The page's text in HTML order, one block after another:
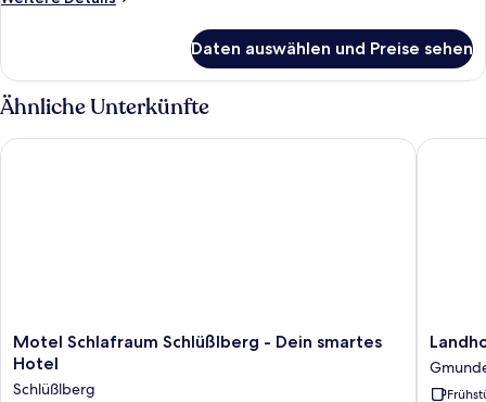
Daten auswählen und Preise sehen
Ähnliche Unterkünfte
Motel
Schlafraum
-
Motel Schlafraum Schlüßlberg - Dein smartes
Hotel
Schlüßlberg
Motel Schlafraum Schlüßlberg - Dein smartes Hotel
Gasthof